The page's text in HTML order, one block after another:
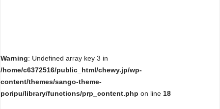
Warning: Undefined array key 3 in
/home/c6372516/public_html/chewy.jp/wp-
content/themes/sango-theme-
poripu/library/functions/prp_content.php on line 18